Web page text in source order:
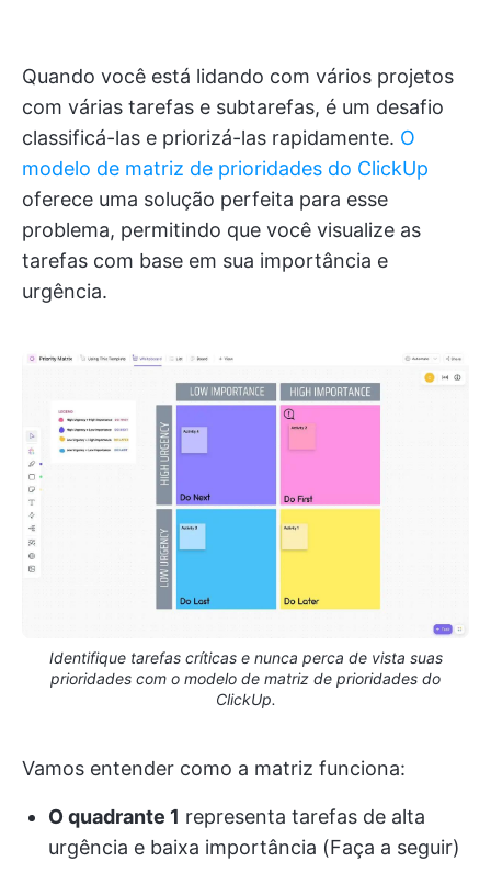
Quando você está lidando com vários projetos
com várias tarefas e subtarefas, é um desafio
classificá-las e priorizá-las rapidamente. O
modelo de matriz de prioridades do ClickUp
oferece uma solução perfeita para esse
problema, permitindo que você visualize as
tarefas com base em sua importância e
urgência.
Identifique tarefas críticas e nunca perca de vista suas
prioridades com o modelo de matriz de prioridades do
ClickUp.
Vamos entender como a matriz funciona:
O quadrante 1 representa tarefas de alta
urgência e baixa importância (Faça a seguir)